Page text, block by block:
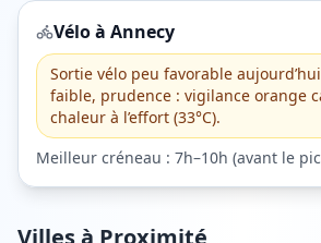
Vélo à Annecy
Sortie vélo peu favorable
faible, prudence : vigilance orange
chaleur à l’effort (33°C).
Meilleur créneau : 7h–10h (avant le
Villes à Proximité